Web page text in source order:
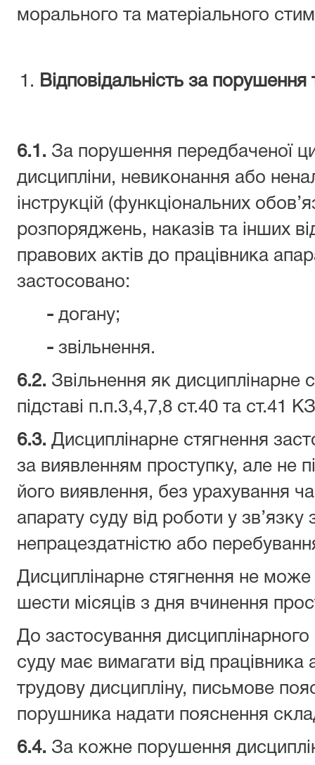
морального та матеріального
Відповідальність за порушення
6.1. За порушення передбаченої
дисципліни, невиконання або
інструкцій (функціональних
розпоряджень, наказів та інших
правових актів до працівника
застосовано:
- догану;
- звільнення.
6.2. Звільнення як дисциплінарне
підставі п.п.3,4,7,8 ст.40 та ст.41
6.3. Дисциплінарне стягнення
за виявленням проступку, але не
його виявлення, без урахування
апарату суду від роботи у
непрацездатністю або
Дисциплінарне стягнення не може
шести місяців з дня вчинення
До застосування дисциплінарного
суду має вимагати від
трудову дисципліну, письмове
порушника надати пояснення
6.4. За кожне порушення